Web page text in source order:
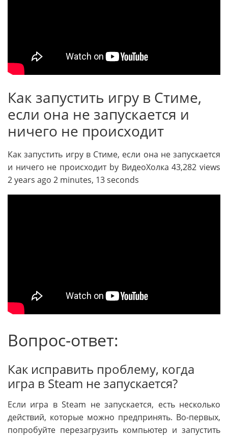
Как запустить игру в Стиме,
если она не запускается и
ничего не происходит
Как запустить игру в Стиме, если она не запускается
и ничего не происходит by ВидеоХолка 43,282 views
2 years ago 2 minutes, 13 seconds
Вопрос-ответ:
Как исправить проблему, когда
игра в Steam не запускается?
Если игра в Steam не запускается, есть несколько
действий, которые можно предпринять. Во-первых,
попробуйте перезагрузить компьютер и запустить